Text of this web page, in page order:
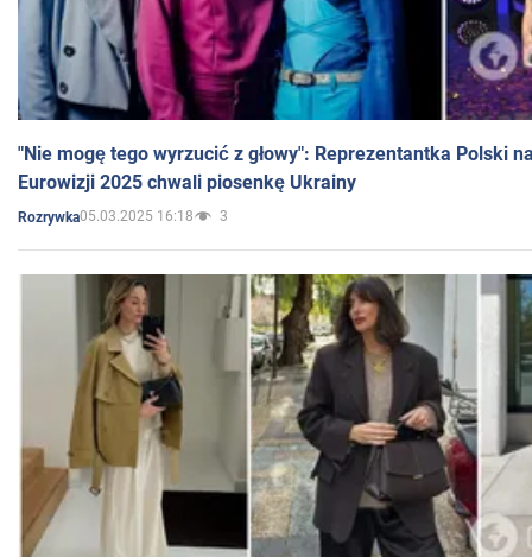
"Nie mogę tego wyrzucić z głowy": Reprezentantka Polski
Eurowizji 2025 chwali piosenkę Ukrainy
Rozrywka05.03.2025 16:18 3